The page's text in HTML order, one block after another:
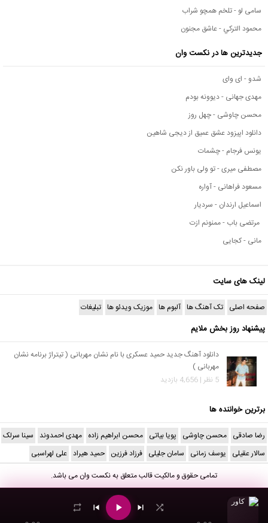
سامی لو - تلخم همچو شراب
محمود التركي - عاشق مجنون
جدیدترین ها در نکست وان
شدو - ای وای
مهدی جهانی - دیوونه بودم
محسن چاوشی - چهل روز
دانلود اپیزود عشق عمیق از دیجی شاهین
یونس فرجام - چشمات
مصطفی میری - تو ولی باور نکن
مسعود فراهانی - آواره
اسماعیل ارندان - سردیار
مرتضی باب - ممنونم ازت
مانی - کجایی
لینک های سایت
صفحه اصلی تک آهنگ ها آلبوم ها موزیک ویدئو ها تبلیغات
پیشنهاد روز بخش ملایم
دانلود آهنگ جدید حمید عسکری با نام نشان مهربانی ( تیتراژ برنامه نشان
مهربانی )
5 نظر | 4,656 بازدید
برترین خواننده ها
رضا صادقی محسن چاوشی پویا بیاتی محسن ابراهیم زاده مهدی احمدوند سینا سرلک
سالار عقیلی یوسف زمانی سامان جلیلی فرزاد فرزین حمید هیراد علی لهراسبی
تمامی حقوق و مالکیت قالب متعلق بهنکست وانمی باشد.